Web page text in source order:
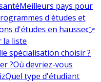
Meilleurs pays pour
d'études et
d'études en hausse👉
la liste
spécialisation choisir ?
?Où devriez-vous
Quel type d'étudiant